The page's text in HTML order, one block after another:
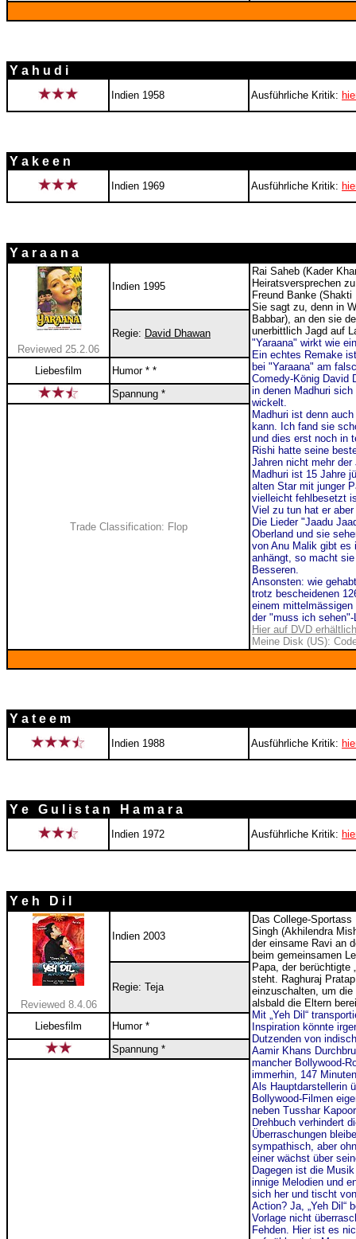
Y a h u d i
Indien 1958 Ausführliche Kritik:
Y a k e e n
Indien 1969 Ausführliche Kritik:
Y a r a a n a
Reviewed 25.2.06
Indien 1995
Rai Saheb (Kader
Heiratsversprechen
Freund Banke
Sie sagt zu, denn in
Babbar), an den sie
unerbittlich Jagd auf
"Yaraana" wirkt wie
Ein echtes Remake
bei "Yaraana" am
Comedy-König David
in denen Madhuri
wickelt.
Madhuri ist denn
kann. Ich fand sie
und dies erst noch in
Rishi hatte seine
Jahren nicht mehr
Madhuri ist 15 Jahre
alten Star mit junger
vielleicht fehlbesetzt
Viel zu tun hat er
Die Lieder "Jaadu
Oberland und sie
von Anu Malik gibt es
anhängt, so macht
Besseren.
Ansonsten: wie
trotz bescheidenen
einem
der "muss ich
Hier auf DVD erhältlich
Meine Disk (US):
Regie: David Dhawan
Liebesfilm
Humor * *
Spannung *
Trade Classification: Flop
Y a t e e m
Indien 1988 Ausführliche Kritik:
Y e G u l i s t a n H a m a r a
Indien 1972 Ausführliche Kritik:
Y e h D i l
Reviewed 8.4.06
Indien 2003
Das College-
Singh (Akhilendra
der einsame Ravi an
beim gemeinsamen
Papa, der berüchtigte
steht. Raghuraj
einzuschalten, um die
alsbald die Eltern
Mit „Yeh Dil“
Inspiration könnte
Dutzenden von
Aamir Khans
mancher Bollywood-
immerhin, 147
Als Hauptdarstellerin
Bollywood-Filmen
neben Tusshar
Drehbuch verhindert
Überraschungen
sympathisch, aber
einer wächst über
Dagegen ist die
innige Melodien und
sich her und tischt
Action? Ja, „Yeh Dil“
Vorlage nicht
Fehden. Hier ist es
Regie: Teja
Liebesfilm
Humor *
Spannung *